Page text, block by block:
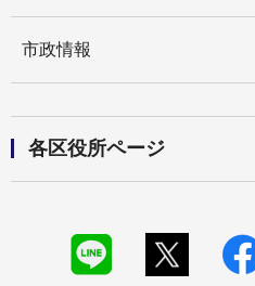
市政情報
各区役所ページ